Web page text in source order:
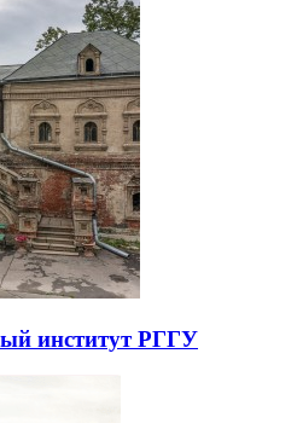
институт РГГУ